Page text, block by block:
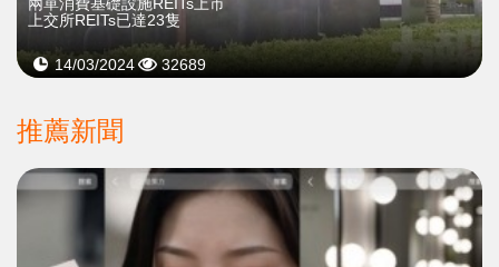
上交所REITs已達23隻
14/03/2024 32689
推薦新聞